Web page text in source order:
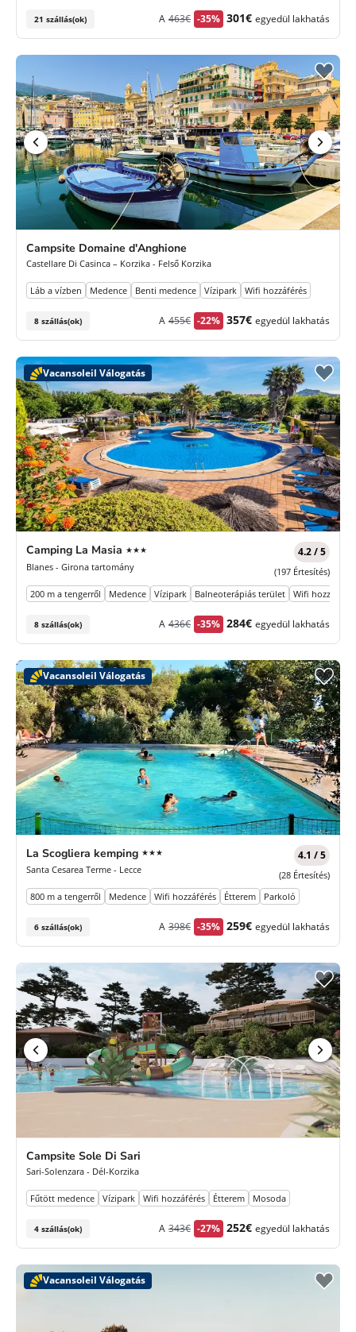
21 szállás(ok) A Korábbi
463€ -35% Új
301€ egyedül lakhatás
Campsite Domaine d'Anghione
Castellare Di Casinca – Korzika - Felső Korzika
Láb a vízben Medence Benti medence Vízipark Wifi hozzáférés
8 szállás(ok) A Korábbi
455€ -22% Új
357€ egyedül lakhatás
Vacansoleil Válogatás
Camping La Masia ★★★
Blanes - Girona tartomány
4.2 / 5
(197 Értesítés)
200 m a tengerről
Medence Vízipark Balneoterápiás terület Wifi hozzáférés
8 szállás(ok) A Korábbi
436€ -35% Új
284€ egyedül lakhatás
Vacansoleil Válogatás
La Scogliera kemping ★★★
Santa Cesarea Terme - Lecce
4.1 / 5
(28 Értesítés)
800 m a tengerről
Medence Wifi hozzáférés Étterem Parkoló
6 szállás(ok) A Korábbi
398€ -35% Új
259€ egyedül lakhatás
Campsite Sole Di Sari
Sari-Solenzara - Dél-Korzika
Fűtött medence Vízipark Wifi hozzáférés Étterem Mosoda
4 szállás(ok) A Korábbi
343€ -27% Új
252€ egyedül lakhatás
Vacansoleil Válogatás